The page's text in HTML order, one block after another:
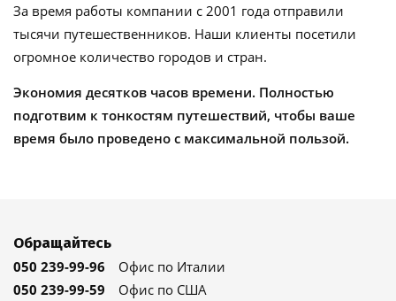
За время работы компании с 2001 года отправили
тысячи путешественников. Наши клиенты посетили
огромное количество городов и стран.
Экономия десятков часов времени. Полностью
подготвим к тонкостям путешествий, чтобы ваше
время было проведено с максимальной пользой.
Обращайтесь
050 239-99-96
Офис по Италии
050 239-99-59
Офис по США